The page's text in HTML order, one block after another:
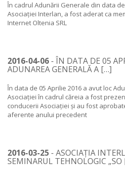
În cadrul Adunării Generale din data
Asociației Interlan, a fost aderat ca
Internet Oltenia SRL
2016-04-06 - ÎN DATA DE 05
ADUNAREA GENERALĂ A […]
În data de 05 Aprilie 2016 a avut loc
Asociației în cadrul căreia a fost
conducerii Asociației și au fost
aferente anului precedent
2016-03-25 - ASOCIAȚIA
SEMINARUL TEHNOLOGIC